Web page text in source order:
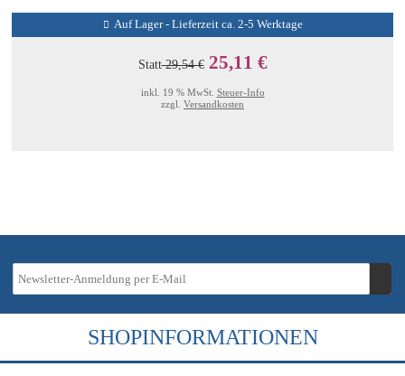
Auf Lager - Lieferzeit ca. 2-5 Werktage
Statt29,54 € 25,11 €
inkl. 19 % MwSt. Steuer-Info
zzgl. Versandkosten
SHOPINFORMATIONEN